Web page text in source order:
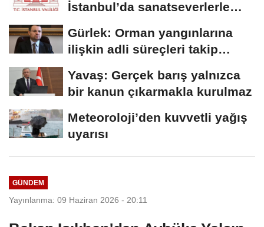
İstanbul’da sanatseverlerle
Gürlek: Orman yangınlarına
ilişkin adli süreçleri takip
Yavaş: Gerçek barış yalnızca
bir kanun çıkarmakla kurulmaz
Meteoroloji’den kuvvetli yağış
uyarısı
GÜNDEM
Yayınlanma: 09 Haziran 2026 - 20:11